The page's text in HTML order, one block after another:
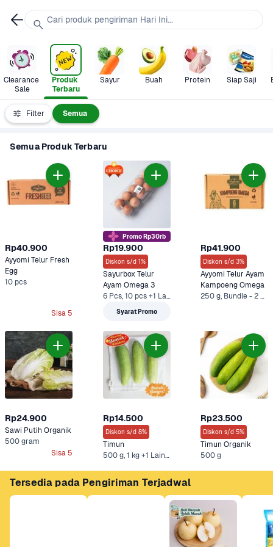
Clearance
Sale
Produk
Terbaru
Sayur Buah Protein Siap Saji
Filter Semua
Semua Produk Terbaru
Rp40.900
Ayyomi Telur Fresh
Egg
10 pcs
Sisa 5
Promo Rp30rb
Rp19.900
Diskon s/d 1%
Sayurbox Telur
Ayam Omega 3
6 Pcs, 10 pcs +1 Lainnya
Syarat Promo
Rp41.900
Diskon s/d 3%
Ayyomi Telur Ayam
Kampoeng Omega
250 g, Bundle - 2 x 250 g*
Rp24.900
Sawi Putih Organik
500 gram
Sisa 5
Rp14.500
Diskon s/d 8%
Timun
500 g, 1 kg +1 Lainnya
Rp23.500
Diskon s/d 5%
Timun Organik
500 g
Tersedia pada Pengiriman Terjadwal
Cari produk pengiriman Hari Ini...